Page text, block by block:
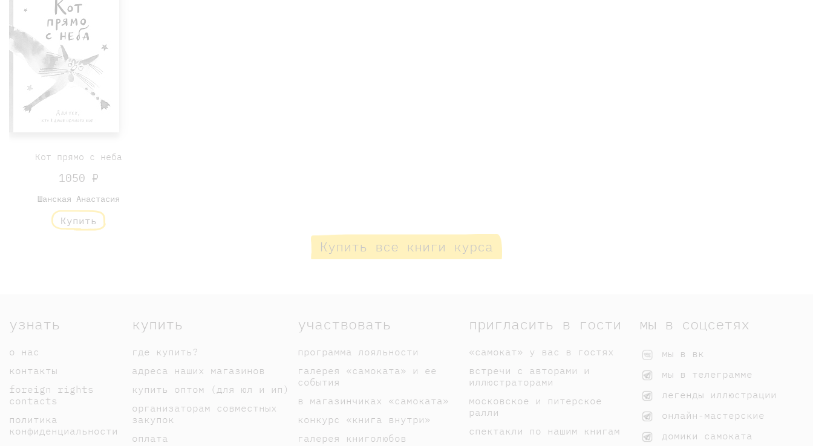
Кот прямо с неба
1050 ₽
Шанская Анастасия
Купить
Купить все книги курса
узнать
о нас
контакты
foreign rights
contacts
политика
конфиденциальности
купить
где купить?
адреса наших магазинов
купить оптом (для юл и ип)
организаторам совместных
закупок
оплата
участвовать
программа лояльности
галерея «самоката» и ее
события
в магазинчиках «самоката»
конкурс «книга внутри»
галерея книголюбов
пригласить в гости
«самокат» у вас в гостях
встречи с авторами и
иллюстраторами
московское и питерское
ралли
спектакли по нашим книгам
мы в соцсетях
мы в вк
мы в телеграмме
легенды иллюстрации
онлайн-мастерские
домики самоката